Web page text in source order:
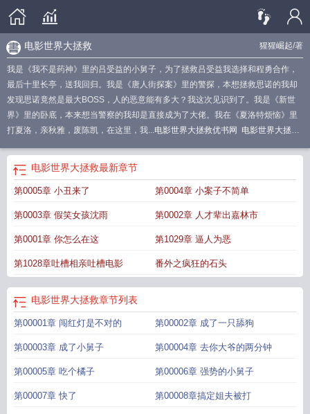
猩猩崛起/著
电影世界大拯救
我是《我不是药神》里的吕受益的小舅子，为了拯救吕受益我选择和程勇合作，
最后十里长亭，送我回归。我是《唐人街探案》里的警探，本想拯救思诺的我却
发现思诺竟然是最大BOSS，人的恶意能有多大？我这次见识到了。我是《新世
界》里的卧底，本来想当警察的我却是直接成为了大佬。我在《夏洛特烦恼》里
打夏洛，亲秋雅，废陈凯，在这里，我...电影世界大拯救优书网 电影世界大拯
电影世界大拯救
从影视世界开始穿越诸天
救完整版
影世界大拯救快眼电影世界大拯救txt八零电影世界大拯救193章
影世界大拯救TXT免费电影世界大拯救看不了 电影世界大拯救精校
大拯救电影世界大拯救起点中文网 电影世界大拯救 猩猩崛起
起电影世界大拯救完整章节电影世界穿梭门电影世界大拯救TXT百度
拯救贴吧电影世界大拯救203章电影世界大拯救如此任务
TXT电影世界大拯救手打电影世界大拯救无防盗电影世界大拯救舒阅网电影
世界大拯救812章
电影世界大拯救最新章节
第0005章 小丑来了 第0004章 小案子不简单
第0003章 假笑女孩沈雨 第0002章 人才辈出嘉林市
第0001章 你怎么在这 第1029章 逼人为恶
第1028章吐槽相亲吐槽电影 番外之疯狂的石头
电影世界大拯救章节列表
第00001章 闯红灯是不对的 第00002章 成了一只舔狗
第00003章 成了小舅子 第00004章 去你大爷的两分钟
第00005章 吃个橘子 第00006章 强势的小舅子
第00007章 快了 第00008章搞定姐夫被打